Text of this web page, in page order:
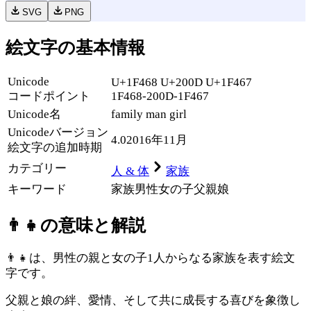
SVG PNG
絵文字の基本情報
Unicode
コードポイント
U+1F468 U+200D U+1F467
1F468-200D-1F467
Unicode名
family man girl
Unicodeバージョン
絵文字の追加時期
4.02016年11月
カテゴリー 人 & 体
家族
キーワード
家族男性女の子父親娘
👨‍👧 の意味と解説
👨‍👧は、男性の親と女の子1人からなる家族を表す絵文
字です。
父親と娘の絆、愛情、そして共に成長する喜びを象徴し